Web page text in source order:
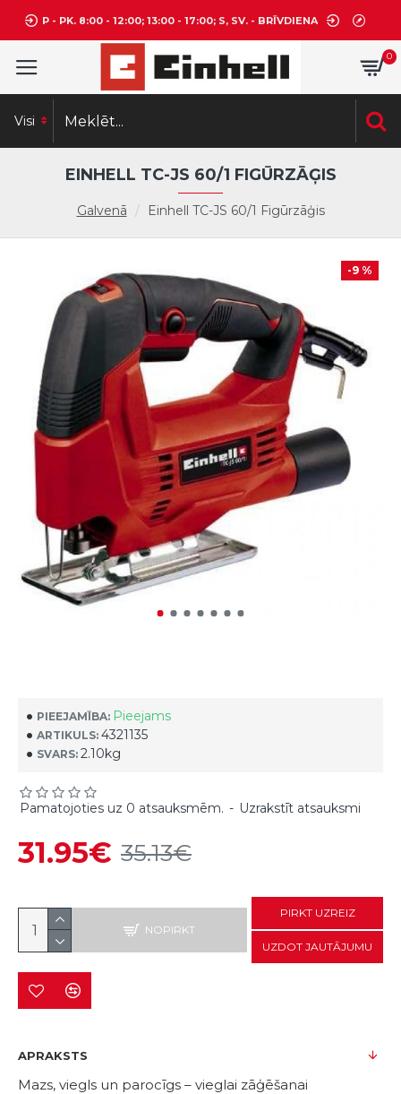
P - PK. 8:00 - 12:00; 13:00 - 17:00; S, SV. - BRĪVDIENA
0
Visi
Galvenā Einhell TC-JS 60/1 Figūrzāģis
EINHELL TC-JS 60/1 FIGŪRZĀĢIS
-9 %
PIEEJAMĪBA: Pieejams
ARTIKULS: 4321135
SVARS: 2.10kg
Pamatojoties uz 0 atsauksmēm. - Uzrakstīt atsauksmi
31.95€ 35.13€
NOPIRKT
PIRKT UZREIZ
UZDOT JAUTĀJUMU
APRAKSTS
Mazs, viegls un parocīgs – vieglai zāģēšanai